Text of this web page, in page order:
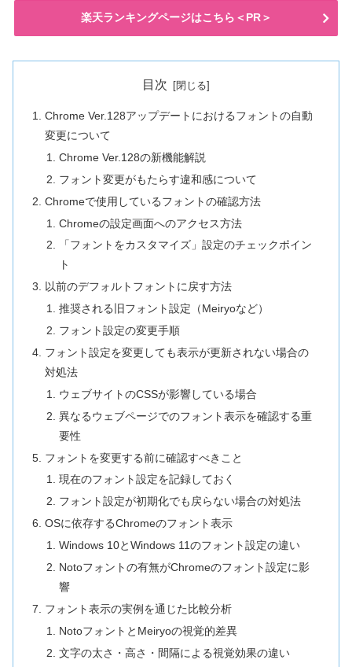
楽天ランキングページはこちら＜PR＞
目次
Chrome Ver.128アップデートにおけるフォントの自動
変更について
Chrome Ver.128の新機能解説
フォント変更がもたらす違和感について
Chromeで使用しているフォントの確認方法
Chromeの設定画面へのアクセス方法
「フォントをカスタマイズ」設定のチェックポイン
ト
以前のデフォルトフォントに戻す方法
推奨される旧フォント設定（Meiryoなど）
フォント設定の変更手順
フォント設定を変更しても表示が更新されない場合の
対処法
ウェブサイトのCSSが影響している場合
異なるウェブページでのフォント表示を確認する重
要性
フォントを変更する前に確認すべきこと
現在のフォント設定を記録しておく
フォント設定が初期化でも戻らない場合の対処法
OSに依存するChromeのフォント表示
Windows 10とWindows 11のフォント設定の違い
Notoフォントの有無がChromeのフォント設定に影
響
フォント表示の実例を通じた比較分析
NotoフォントとMeiryoの視覚的差異
文字の太さ・高さ・間隔による視覚効果の違い